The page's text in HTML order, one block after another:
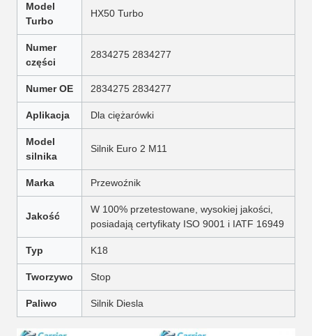
Model
Turbo
HX50 Turbo
Numer
części
2834275 2834277
Numer OE 2834275 2834277
Aplikacja Dla ciężarówki
Model
silnika
Silnik Euro 2 M11
Marka Przewoźnik
Jakość
W 100% przetestowane, wysokiej jakości,
posiadają certyfikaty ISO 9001 i IATF 16949
Typ K18
Tworzywo Stop
Paliwo Silnik Diesla